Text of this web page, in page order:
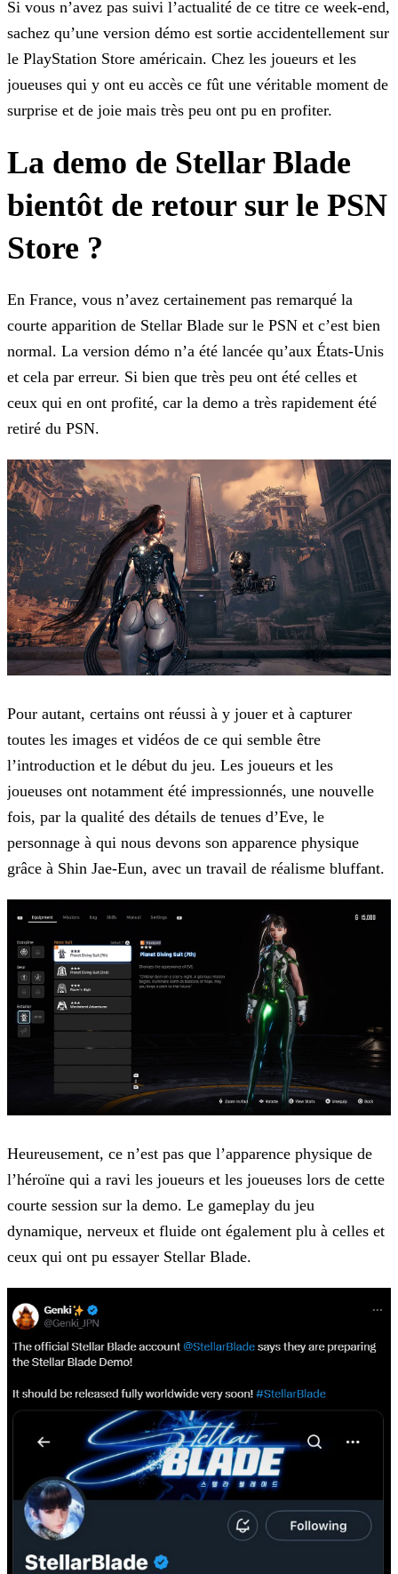
Si vous n’avez pas suivi l’actualité de ce titre ce week-end,
sachez qu’une version démo est sortie accidentellement sur
le PlayStation Store américain. Chez les joueurs et les
joueuses qui y ont eu accès ce fût une véritable moment de
surprise et de joie mais très peu ont pu en profiter.
La demo de Stellar Blade
bientôt de retour sur le PSN
Store ?
En France, vous n’avez certainement pas remarqué la
courte apparition de Stellar Blade sur le PSN et c’est bien
normal. La version démo n’a été lancée qu’aux États-Unis
et cela par erreur. Si bien que très peu ont été celles et
ceux qui en ont profité, car la demo a très rapidement été
retiré du PSN.
Pour autant, certains ont réussi à y jouer et à capturer
toutes les images et vidéos de ce qui semble être
l’introduction et le début du jeu. Les joueurs et les
joueuses ont notamment été impressionnés, une nouvelle
fois, par la qualité des détails de tenues d’Eve, le
personnage à qui nous devons son apparence physique
grâce à Shin Jae-Eun, avec un travail de réalisme bluffant.
Heureusement, ce n’est pas que l’apparence physique de
l’héroïne qui a ravi les joueurs et les joueuses lors de cette
courte session sur la demo. Le gameplay du jeu
dynamique, nerveux et fluide ont également plu à celles et
ceux qui ont pu essayer Stellar Blade.